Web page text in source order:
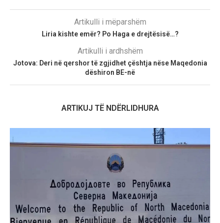
Artikulli i mëparshëm
Liria kishte emër? Po Haga e drejtësisë…?
Artikulli i ardhshëm
Jotova: Deri në qershor të zgjidhet çështja nëse Maqedonia
dëshiron BE-në
ARTIKUJ TË NDËRLIDHURA